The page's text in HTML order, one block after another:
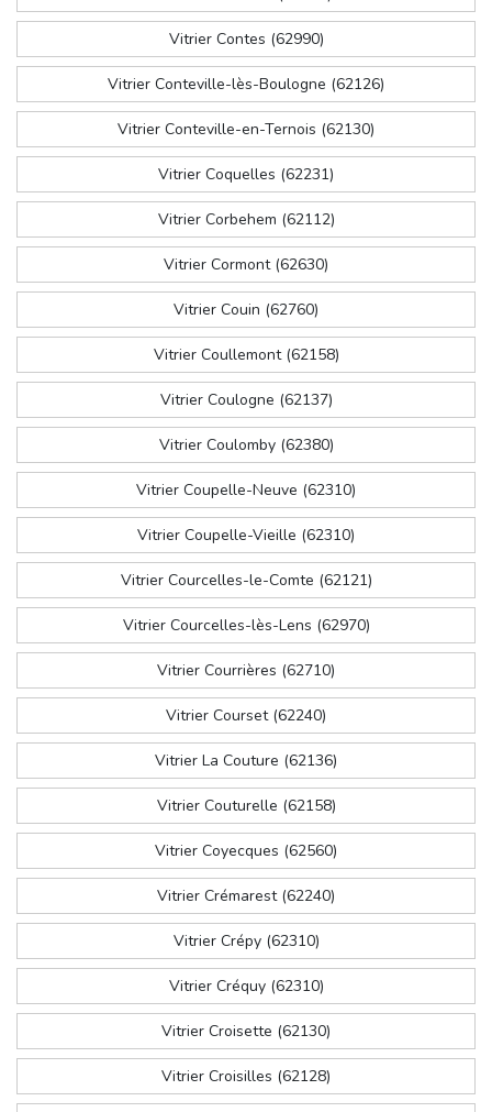
Vitrier Contes (62990)
Vitrier Conteville-lès-Boulogne (62126)
Vitrier Conteville-en-Ternois (62130)
Vitrier Coquelles (62231)
Vitrier Corbehem (62112)
Vitrier Cormont (62630)
Vitrier Couin (62760)
Vitrier Coullemont (62158)
Vitrier Coulogne (62137)
Vitrier Coulomby (62380)
Vitrier Coupelle-Neuve (62310)
Vitrier Coupelle-Vieille (62310)
Vitrier Courcelles-le-Comte (62121)
Vitrier Courcelles-lès-Lens (62970)
Vitrier Courrières (62710)
Vitrier Courset (62240)
Vitrier La Couture (62136)
Vitrier Couturelle (62158)
Vitrier Coyecques (62560)
Vitrier Crémarest (62240)
Vitrier Crépy (62310)
Vitrier Créquy (62310)
Vitrier Croisette (62130)
Vitrier Croisilles (62128)